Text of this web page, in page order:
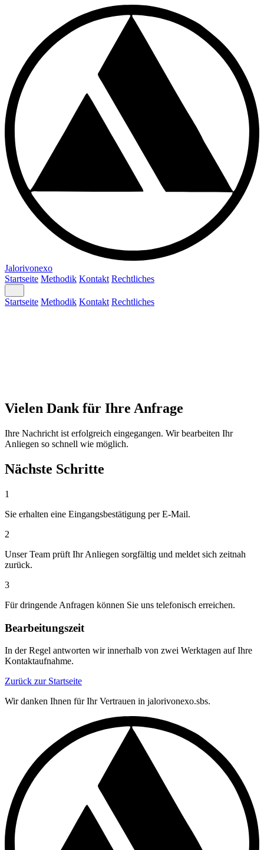
Jalorivonexo
Startseite Methodik Kontakt Rechtliches
Startseite Methodik Kontakt Rechtliches
Vielen Dank für Ihre Anfrage
Ihre Nachricht ist erfolgreich eingegangen. Wir bearbeiten Ihr
Anliegen so schnell wie möglich.
Nächste Schritte
1
Sie erhalten eine Eingangsbestätigung per E-Mail.
2
Unser Team prüft Ihr Anliegen sorgfältig und meldet sich zeitnah
zurück.
3
Für dringende Anfragen können Sie uns telefonisch erreichen.
Bearbeitungszeit
In der Regel antworten wir innerhalb von zwei Werktagen auf Ihre
Kontaktaufnahme.
Zurück zur Startseite
Wir danken Ihnen für Ihr Vertrauen in jalorivonexo.sbs.